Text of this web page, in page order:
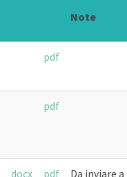
Note
pdf
pdf
docx pdf
Da inviare a